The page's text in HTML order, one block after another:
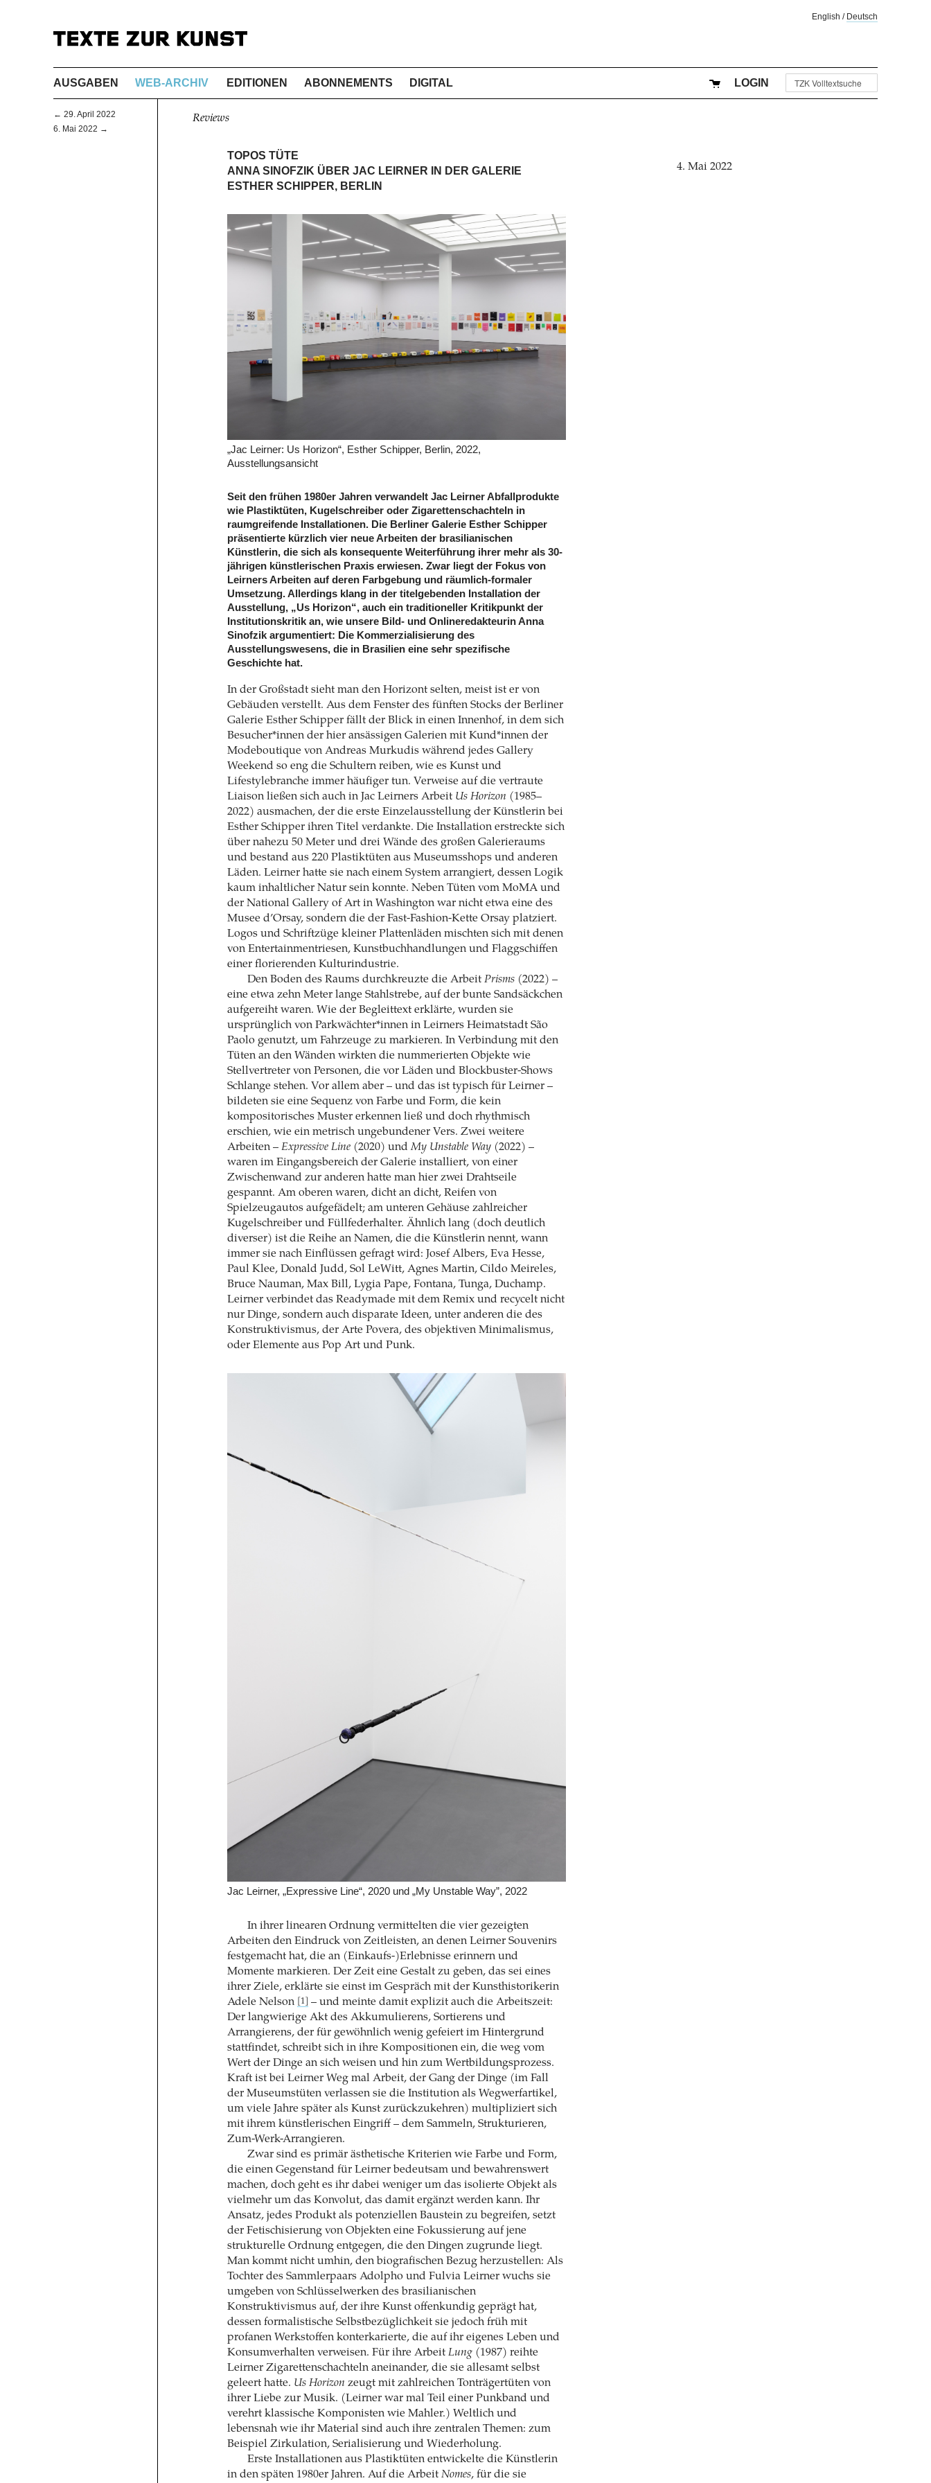
English / Deutsch
AUSGABEN WEB-ARCHIV EDITIONEN ABONNEMENTS DIGITAL LOGIN
← 29. April 2022
6. Mai 2022 →
Reviews
TOPOS TÜTE
ANNA SINOFZIK ÜBER JAC LEIRNER IN DER GALERIE
ESTHER SCHIPPER, BERLIN
„Jac Leirner: Us Horizon“, Esther Schipper, Berlin, 2022,
Ausstellungsansicht
Seit den frühen 1980er Jahren verwandelt Jac Leirner Abfallprodukte
wie Plastiktüten, Kugelschreiber oder Zigarettenschachteln in
raumgreifende Installationen. Die Berliner Galerie Esther Schipper
präsentierte kürzlich vier neue Arbeiten der brasilianischen
Künstlerin, die sich als konsequente Weiterführung ihrer mehr als 30-
jährigen künstlerischen Praxis erwiesen. Zwar liegt der Fokus von
Leirners Arbeiten auf deren Farbgebung und räumlich-formaler
Umsetzung. Allerdings klang in der titelgebenden Installation der
Ausstellung, „Us Horizon“, auch ein traditioneller Kritikpunkt der
Institutionskritik an, wie unsere Bild- und Onlineredakteurin Anna
Sinofzik argumentiert: Die Kommerzialisierung des
Ausstellungswesens, die in Brasilien eine sehr spezifische
Geschichte hat.
In der Großstadt sieht man den Horizont selten, meist ist er von
Gebäuden verstellt. Aus dem Fenster des fünften Stocks der Berliner
Galerie Esther Schipper fällt der Blick in einen Innenhof, in dem sich
Besucher*innen der hier ansässigen Galerien mit Kund*innen der
Modeboutique von Andreas Murkudis während jedes Gallery
Weekend so eng die Schultern reiben, wie es Kunst und
Lifestylebranche immer häufiger tun. Verweise auf die vertraute
Liaison ließen sich auch in Jac Leirners Arbeit Us Horizon (1985–
2022) ausmachen, der die erste Einzelausstellung der Künstlerin bei
Esther Schipper ihren Titel verdankte. Die Installation erstreckte sich
über nahezu 50 Meter und drei Wände des großen Galerieraums
und bestand aus 220 Plastiktüten aus Museumsshops und anderen
Läden. Leirner hatte sie nach einem System arrangiert, dessen Logik
kaum inhaltlicher Natur sein konnte. Neben Tüten vom MoMA und
der National Gallery of Art in Washington war nicht etwa eine des
Musee d’Orsay, sondern die der Fast-Fashion-Kette Orsay platziert.
Logos und Schriftzüge kleiner Plattenläden mischten sich mit denen
von Entertainmentriesen, Kunstbuchhandlungen und Flaggschiffen
einer florierenden Kulturindustrie.
Den Boden des Raums durchkreuzte die Arbeit Prisms(2022) –
eine etwa zehn Meter lange Stahlstrebe, auf der bunte Sandsäckchen
aufgereiht waren. Wie der Begleittext erklärte, wurden sie
ursprünglich von Parkwächter*innen in Leirners Heimatstadt São
Paolo genutzt, um Fahrzeuge zu markieren. In Verbindung mit den
Tüten an den Wänden wirkten die nummerierten Objekte wie
Stellvertreter von Personen, die vor Läden und Blockbuster-Shows
Schlange stehen. Vor allem aber – und das ist typisch für Leirner –
bildeten sie eine Sequenz von Farbe und Form, die kein
kompositorisches Muster erkennen ließ und doch rhythmisch
erschien, wie ein metrisch ungebundener Vers. Zwei weitere
Arbeiten – Expressive Line(2020) undMy Unstable Way(2022) –
waren im Eingangsbereich der Galerie installiert, von einer
Zwischenwand zur anderen hatte man hier zwei Drahtseile
gespannt. Am oberen waren, dicht an dicht, Reifen von
Spielzeugautos aufgefädelt; am unteren Gehäuse zahlreicher
Kugelschreiber und Füllfederhalter. Ähnlich lang (doch deutlich
diverser) ist die Reihe an Namen, die die Künstlerin nennt, wann
immer sie nach Einflüssen gefragt wird: Josef Albers, Eva Hesse,
Paul Klee, Donald Judd, Sol LeWitt, Agnes Martin, Cildo Meireles,
Bruce Nauman, Max Bill, Lygia Pape, Fontana, Tunga, Duchamp.
Leirner verbindet das Readymade mit dem Remix und recycelt nicht
nur Dinge, sondern auch disparate Ideen, unter anderen die des
Konstruktivismus, der Arte Povera, des objektiven Minimalismus,
oder Elemente aus Pop Art und Punk.
Jac Leirner, „Expressive Line“, 2020 und „My Unstable Way”, 2022
In ihrer linearen Ordnung vermittelten die vier gezeigten
Arbeiten den Eindruck von Zeitleisten, an denen Leirner Souvenirs
festgemacht hat, die an (Einkaufs-)Erlebnisse erinnern und
Momente markieren. Der Zeit eine Gestalt zu geben, das sei eines
ihrer Ziele, erklärte sie einst im Gespräch mit der Kunsthistorikerin
Adele Nelson
[1]
– und meinte damit explizit auch die Arbeitszeit:
Der langwierige Akt des Akkumulierens, Sortierens und
Arrangierens, der für gewöhnlich wenig gefeiert im Hintergrund
stattfindet, schreibt sich in ihre Kompositionen ein, die weg vom
Wert der Dinge an sich weisen und hin zum Wertbildungsprozess.
Kraft ist bei Leirner Weg mal Arbeit, der Gang der Dinge (im Fall
der Museumstüten verlassen sie die Institution als Wegwerfartikel,
um viele Jahre später als Kunst zurückzukehren) multipliziert sich
mit ihrem künstlerischen Eingriff – dem Sammeln, Strukturieren,
Zum-Werk-Arrangieren.
Zwar sind es primär ästhetische Kriterien wie Farbe und Form,
die einen Gegenstand für Leirner bedeutsam und bewahrenswert
machen, doch geht es ihr dabei weniger um das isolierte Objekt als
vielmehr um das Konvolut, das damit ergänzt werden kann. Ihr
Ansatz, jedes Produkt als potenziellen Baustein zu begreifen, setzt
der Fetischisierung von Objekten eine Fokussierung auf jene
strukturelle Ordnung entgegen, die den Dingen zugrunde liegt.
Man kommt nicht umhin, den biografischen Bezug herzustellen: Als
Tochter des Sammlerpaars Adolpho und Fulvia Leirner wuchs sie
umgeben von Schlüsselwerken des brasilianischen
Konstruktivismus auf, der ihre Kunst offenkundig geprägt hat,
dessen formalistische Selbstbezüglichkeit sie jedoch früh mit
profanen Werkstoffen konterkarierte, die auf ihr eigenes Leben und
Konsumverhalten verweisen. Für ihre Arbeit Lung(1987) reihte
Leirner Zigarettenschachteln aneinander, die sie allesamt selbst
geleert hatte. Us Horizon zeugt mit zahlreichen Tonträgertüten von
ihrer Liebe zur Musik. (Leirner war mal Teil einer Punkband und
verehrt klassische Komponisten wie Mahler.) Weltlich und
lebensnah wie ihr Material sind auch ihre zentralen Themen: zum
Beispiel Zirkulation, Serialisierung und Wiederholung.
Erste Installationen aus Plastiktüten entwickelte die Künstlerin
in den späten 1980er Jahren. Auf die Arbeit Nomes, für die sie
4. Mai 2022